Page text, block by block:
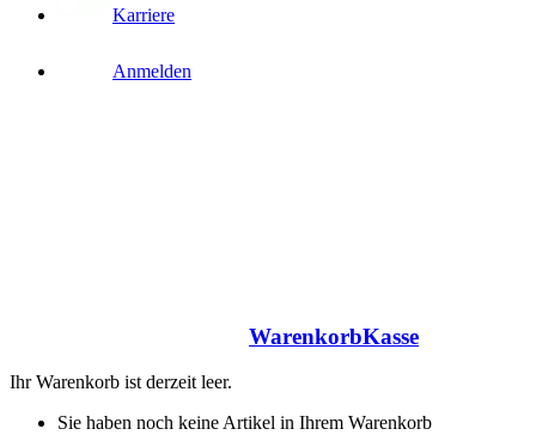
Karriere
Anmelden
WarenkorbKasse
Ihr Warenkorb ist derzeit leer.
Sie haben noch keine Artikel in Ihrem Warenkorb